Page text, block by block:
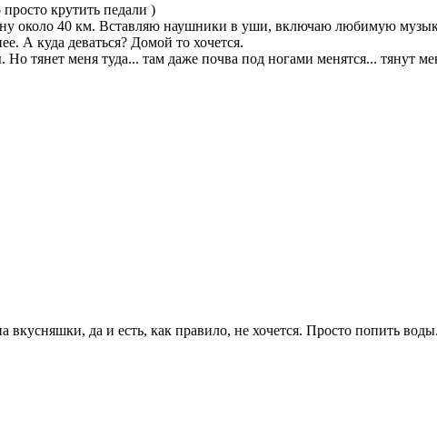
крутить педали )
около 40 км. Вставляю наушники в уши, включаю любимую
А куда деваться? Домой то хочется.
тянет меня туда... там даже почва под ногами менятся... тянут
вкусняшки, да и есть, как правило, не хочется. Просто попить воды.